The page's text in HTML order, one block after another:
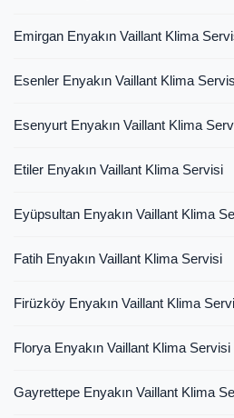
Emirgan Enyakın Vaillant Klima
Esenler Enyakın Vaillant Klima
Esenyurt Enyakın Vaillant Klima
Etiler Enyakın Vaillant Klima Servisi
Eyüpsultan Enyakın Vaillant Klima
Fatih Enyakın Vaillant Klima Servisi
Firüzköy Enyakın Vaillant Klima
Florya Enyakın Vaillant Klima Servisi
Gayrettepe Enyakın Vaillant Klima